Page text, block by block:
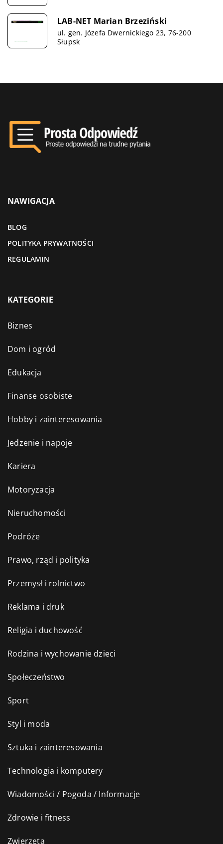
LAB-NET Marian Brzeziński
ul. gen. Józefa Dwernickiego 23, 76-200
Słupsk
NAWIGACJA
BLOG
POLITYKA PRYWATNOŚCI
REGULAMIN
KATEGORIE
Biznes
Dom i ogród
Edukacja
Finanse osobiste
Hobby i zainteresowania
Jedzenie i napoje
Kariera
Motoryzacja
Nieruchomości
Podróże
Prawo, rząd i polityka
Przemysł i rolnictwo
Reklama i druk
Religia i duchowość
Rodzina i wychowanie dzieci
Społeczeństwo
Sport
Styl i moda
Sztuka i zainteresowania
Technologia i komputery
Wiadomości / Pogoda / Informacje
Zdrowie i fitness
Zwierzęta